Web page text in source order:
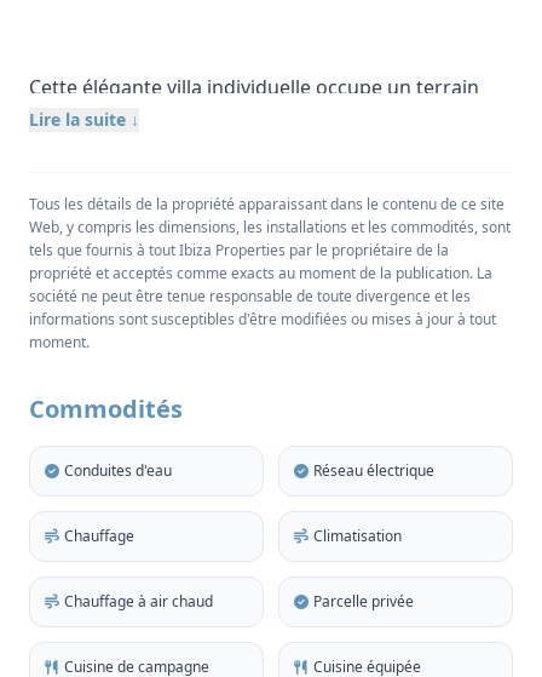
Cette élégante villa individuelle occupe un terrain
privé de 750 m2 dans une rue résidentielle calme de
d'un large éventail de magasins, de bars et
d'installations de villégiature. La propriété
lumineuse de deux étages mesure 137m2 et offre
trois chambres doubles au premier étage, y compris
une chambre principale avec salle de bains en-suite
autre salle de bains familiale complète l'étage.
Au rez-de-chaussée, un couloir mène à une salle de
bain pour les invités, une cuisine indépendante
entièrement équipée avec une buanderie séparée et
un grand salon ouvert avec une cheminée, un
escalier ouvert et une salle à manger avec de hauts
plafonds luxueux et une abondance de lumière
naturelle qui contribuent à l'impression d'espace de
Lire la suite ↓
Tous les détails de la propriété apparaissant dans le contenu de ce site
Web, y compris les dimensions, les installations et les commodités, sont
tels que fournis à tout Ibiza Properties par le propriétaire de la
propriété et acceptés comme exacts au moment de la publication. La
société ne peut être tenue responsable de toute divergence et les
informations sont susceptibles d'être modifiées ou mises à jour à tout
moment.
Commodités
Conduites d'eau Réseau électrique
Chauffage Climatisation
Chauffage à air chaud Parcelle privée
Cuisine de campagne Cuisine équipée